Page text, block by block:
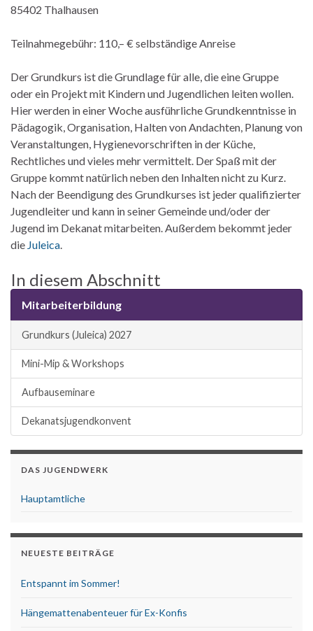
85402 Thalhausen
Teilnahmegebühr: 110,– € selbständige Anreise
Der Grundkurs ist die Grundlage für alle, die eine Gruppe
oder ein Projekt mit Kindern und Jugendlichen leiten wollen.
Hier werden in einer Woche ausführliche Grundkenntnisse in
Pädagogik, Organisation, Halten von Andachten, Planung von
Veranstaltungen, Hygienevorschriften in der Küche,
Rechtliches und vieles mehr vermittelt. Der Spaß mit der
Gruppe kommt natürlich neben den Inhalten nicht zu Kurz.
Nach der Beendigung des Grundkurses ist jeder qualifizierter
Jugendleiter und kann in seiner Gemeinde und/oder der
Jugend im Dekanat mitarbeiten. Außerdem bekommt jeder
die Juleica
In diesem Abschnitt
Mitarbeiterbildung
Grundkurs (Juleica) 2027
Mini-Mip & Workshops
Aufbauseminare
Dekanatsjugendkonvent
DAS JUGENDWERK
Hauptamtliche
NEUESTE BEITRÄGE
Entspannt im Sommer!
Hängemattenabenteuer für Ex-Konfis